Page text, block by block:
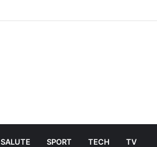
SALUTE SPORT TECH TV